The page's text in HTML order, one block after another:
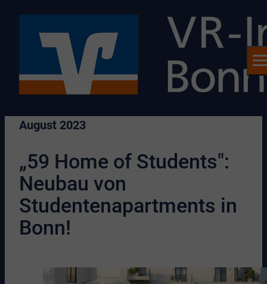
August 2023
„59 Home of Students":
Neubau von
Studentenapartments in
Bonn!